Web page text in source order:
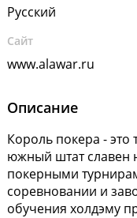
Русский
Сайт
www.alawar.ru
Описание
Король покера - это
южный штат славен
покерными
соревновании и
обучения холдэму